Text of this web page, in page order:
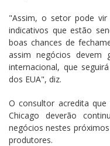
"Assim, o setor pode
indicativos que estão
boas chances de
assim negócios
internacional, que
dos EUA", diz.
O consultor acredita
Chicago deverão
negócios nestes
produtores.